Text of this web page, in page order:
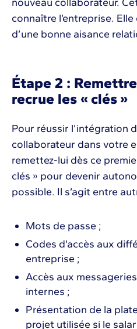
connaître l’entreprise.
d’une bonne aisance
Étape 2 :
recrue les « clés »
Pour réussir l’intégration
collaborateur dans votre
remettez-lui dès ce
clés » pour devenir
possible. Il s’agit entre
Mots de passe ;
Codes d’accès aux
entreprise ;
Accès aux
internes ;
Présentation de la
projet utilisée si le